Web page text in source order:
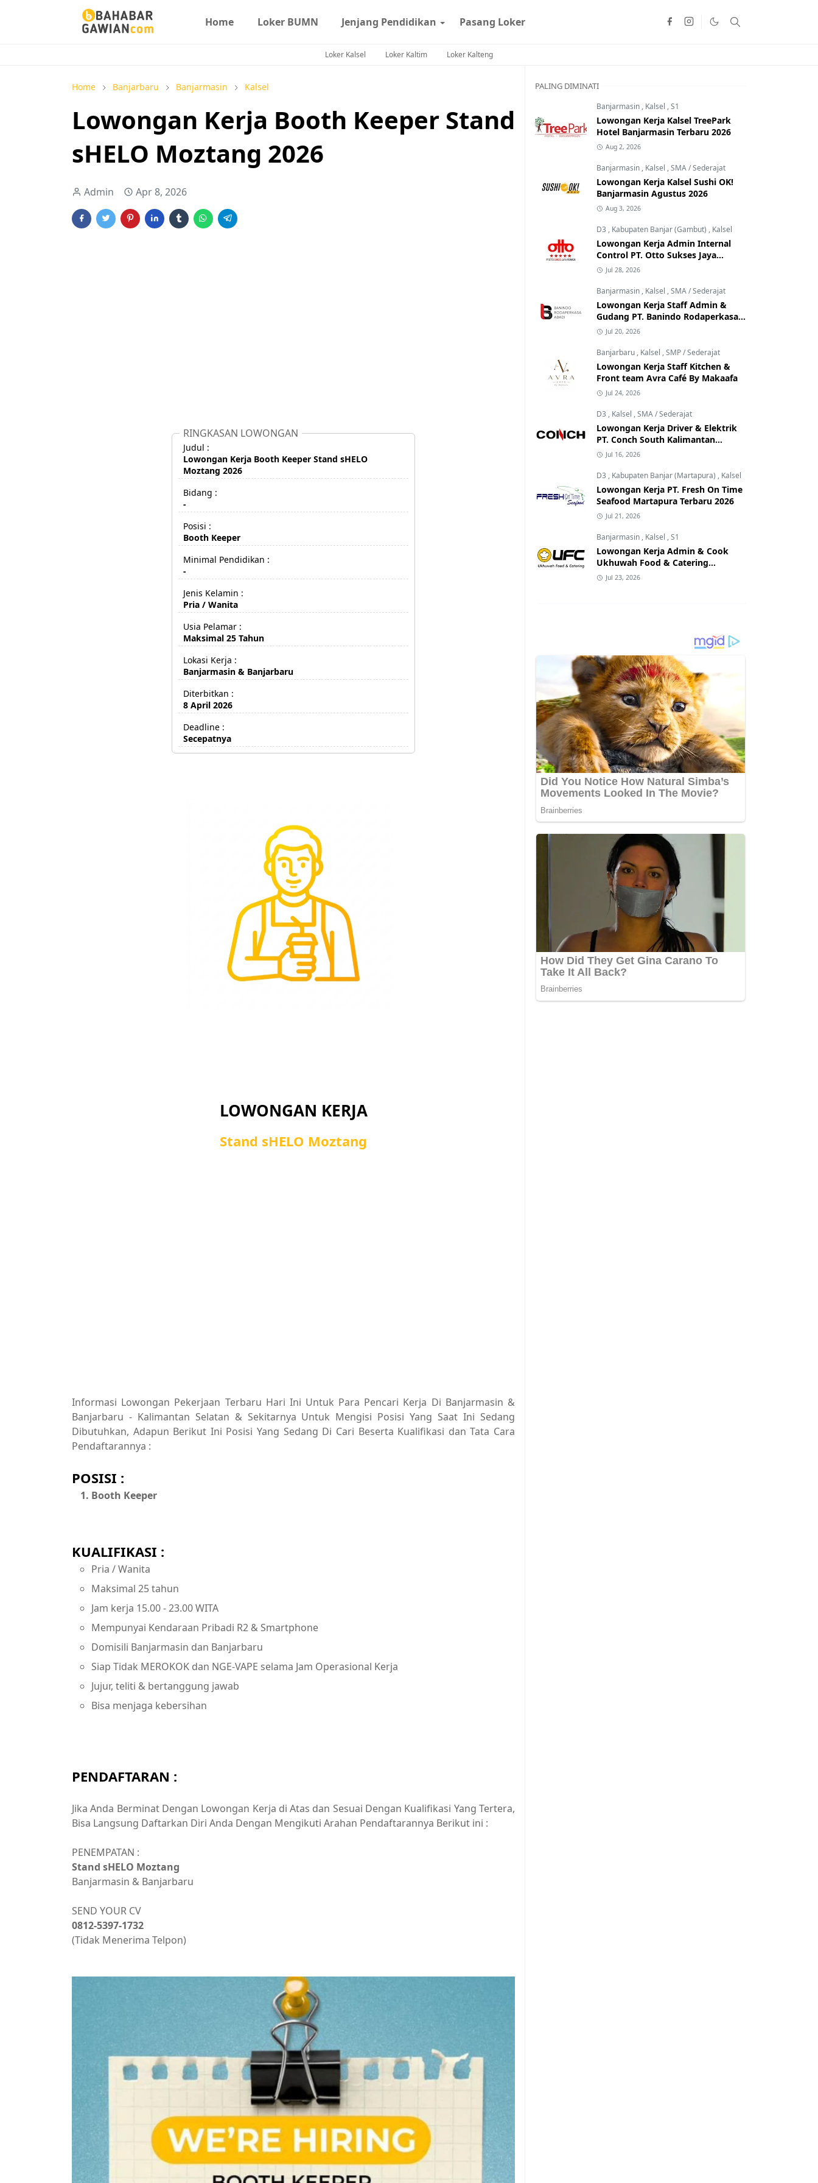
Home Loker BUMN Jenjang Pendidikan Pasang Loker
Loker Kalsel Loker Kaltim Loker Kalteng
Home Banjarbaru Banjarmasin Kalsel
Lowongan Kerja Booth Keeper Stand
sHELO Moztang 2026
Admin Apr 8, 2026
RINGKASAN LOWONGAN
Judul :
Lowongan Kerja Booth Keeper Stand sHELO
Moztang 2026
Bidang :
-
Posisi :
Booth Keeper
Minimal Pendidikan :
-
Jenis Kelamin :
Pria / Wanita
Usia Pelamar :
Maksimal 25 Tahun
Lokasi Kerja :
Banjarmasin & Banjarbaru
Diterbitkan :
8 April 2026
Deadline :
Secepatnya
LOWONGAN KERJA
Stand sHELO Moztang
Informasi Lowongan Pekerjaan Terbaru Hari Ini Untuk Para Pencari Kerja Di Banjarmasin &
Banjarbaru - Kalimantan Selatan & Sekitarnya Untuk Mengisi Posisi Yang Saat Ini Sedang
Dibutuhkan, Adapun Berikut Ini Posisi Yang Sedang Di Cari Beserta Kualifikasi dan Tata Cara
Pendaftarannya :
POSISI :
Booth Keeper
KUALIFIKASI :
Pria / Wanita
Maksimal 25 tahun
Jam kerja 15.00 - 23.00 WITA
Mempunyai Kendaraan Pribadi R2 & Smartphone
Domisili Banjarmasin dan Banjarbaru
Siap Tidak MEROKOK dan NGE-VAPE selama Jam Operasional Kerja
Jujur, teliti & bertanggung jawab
Bisa menjaga kebersihan
PENDAFTARAN :
Jika Anda Berminat Dengan Lowongan Kerja di Atas dan Sesuai Dengan Kualifikasi Yang Tertera,
Bisa Langsung Daftarkan Diri Anda Dengan Mengikuti Arahan Pendaftarannya Berikut ini :
PENEMPATAN :
Stand sHELO Moztang
Banjarmasin & Banjarbaru
SEND YOUR CV
0812-5397-1732
(Tidak Menerima Telpon)
PALING DIMINATI
Banjarmasin , Kalsel ,S1
Lowongan Kerja Kalsel TreePark
Hotel Banjarmasin Terbaru 2026
Aug 2, 2026
Banjarmasin , Kalsel ,SMA / Sederajat
Lowongan Kerja Kalsel Sushi OK!
Banjarmasin Agustus 2026
Aug 3, 2026
D3 , Kabupaten Banjar (Gambut) , Kalsel
Lowongan Kerja Admin Internal
Control PT. Otto Sukses Jaya
Perkasa
Jul 28, 2026
Banjarmasin , Kalsel ,SMA / Sederajat
Lowongan Kerja Staff Admin &
Gudang PT. Banindo Rodaperkasa
Abadi
Jul 20, 2026
Banjarbaru , Kalsel ,SMP / Sederajat
Lowongan Kerja Staff Kitchen &
Front team Avra Café By Makaafa
Jul 24, 2026
D3 , Kalsel ,SMA / Sederajat
Lowongan Kerja Driver & Elektrik
PT. Conch South Kalimantan
Cement
Jul 16, 2026
D3 , Kabupaten Banjar (Martapura) , Kalsel
Lowongan Kerja PT. Fresh On Time
Seafood Martapura Terbaru 2026
Jul 21, 2026
Banjarmasin , Kalsel ,S1
Lowongan Kerja Admin & Cook
Ukhuwah Food & Catering
Banjarmasin
Jul 23, 2026